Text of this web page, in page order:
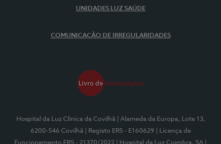
UNIDADES LUZ SAÚDE
COMUNICAÇÃO DE IRREGULARIDADES
Hospital da Luz Clínica da Covilhã
| Alameda da Europa, Lote 13,
6200-546 Covilhã
| Registo ERS - E160629
| Licença de